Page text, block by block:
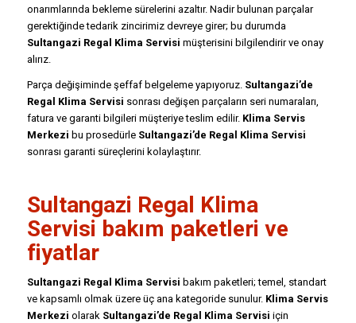
onarımlarında bekleme sürelerini azaltır. Nadir bulunan parçalar
gerektiğinde tedarik zincirimiz devreye girer; bu durumda
Sultangazi Regal Klima Servisi müşterisini bilgilendirir ve onay
alırız.
Parça değişiminde şeffaf belgeleme yapıyoruz. Sultangazi’de
Regal Klima Servisi sonrası değişen parçaların seri numaraları,
fatura ve garanti bilgileri müşteriye teslim edilir. Klima Servis
Merkezi bu prosedürle Sultangazi’de Regal Klima Servisi
sonrası garanti süreçlerini kolaylaştırır.
Sultangazi Regal Klima
Servisi bakım paketleri ve
fiyatlar
Sultangazi Regal Klima Servisi bakım paketleri; temel, standart
ve kapsamlı olmak üzere üç ana kategoride sunulur. Klima Servis
Merkezi olarak Sultangazi’de Regal Klima Servisi için